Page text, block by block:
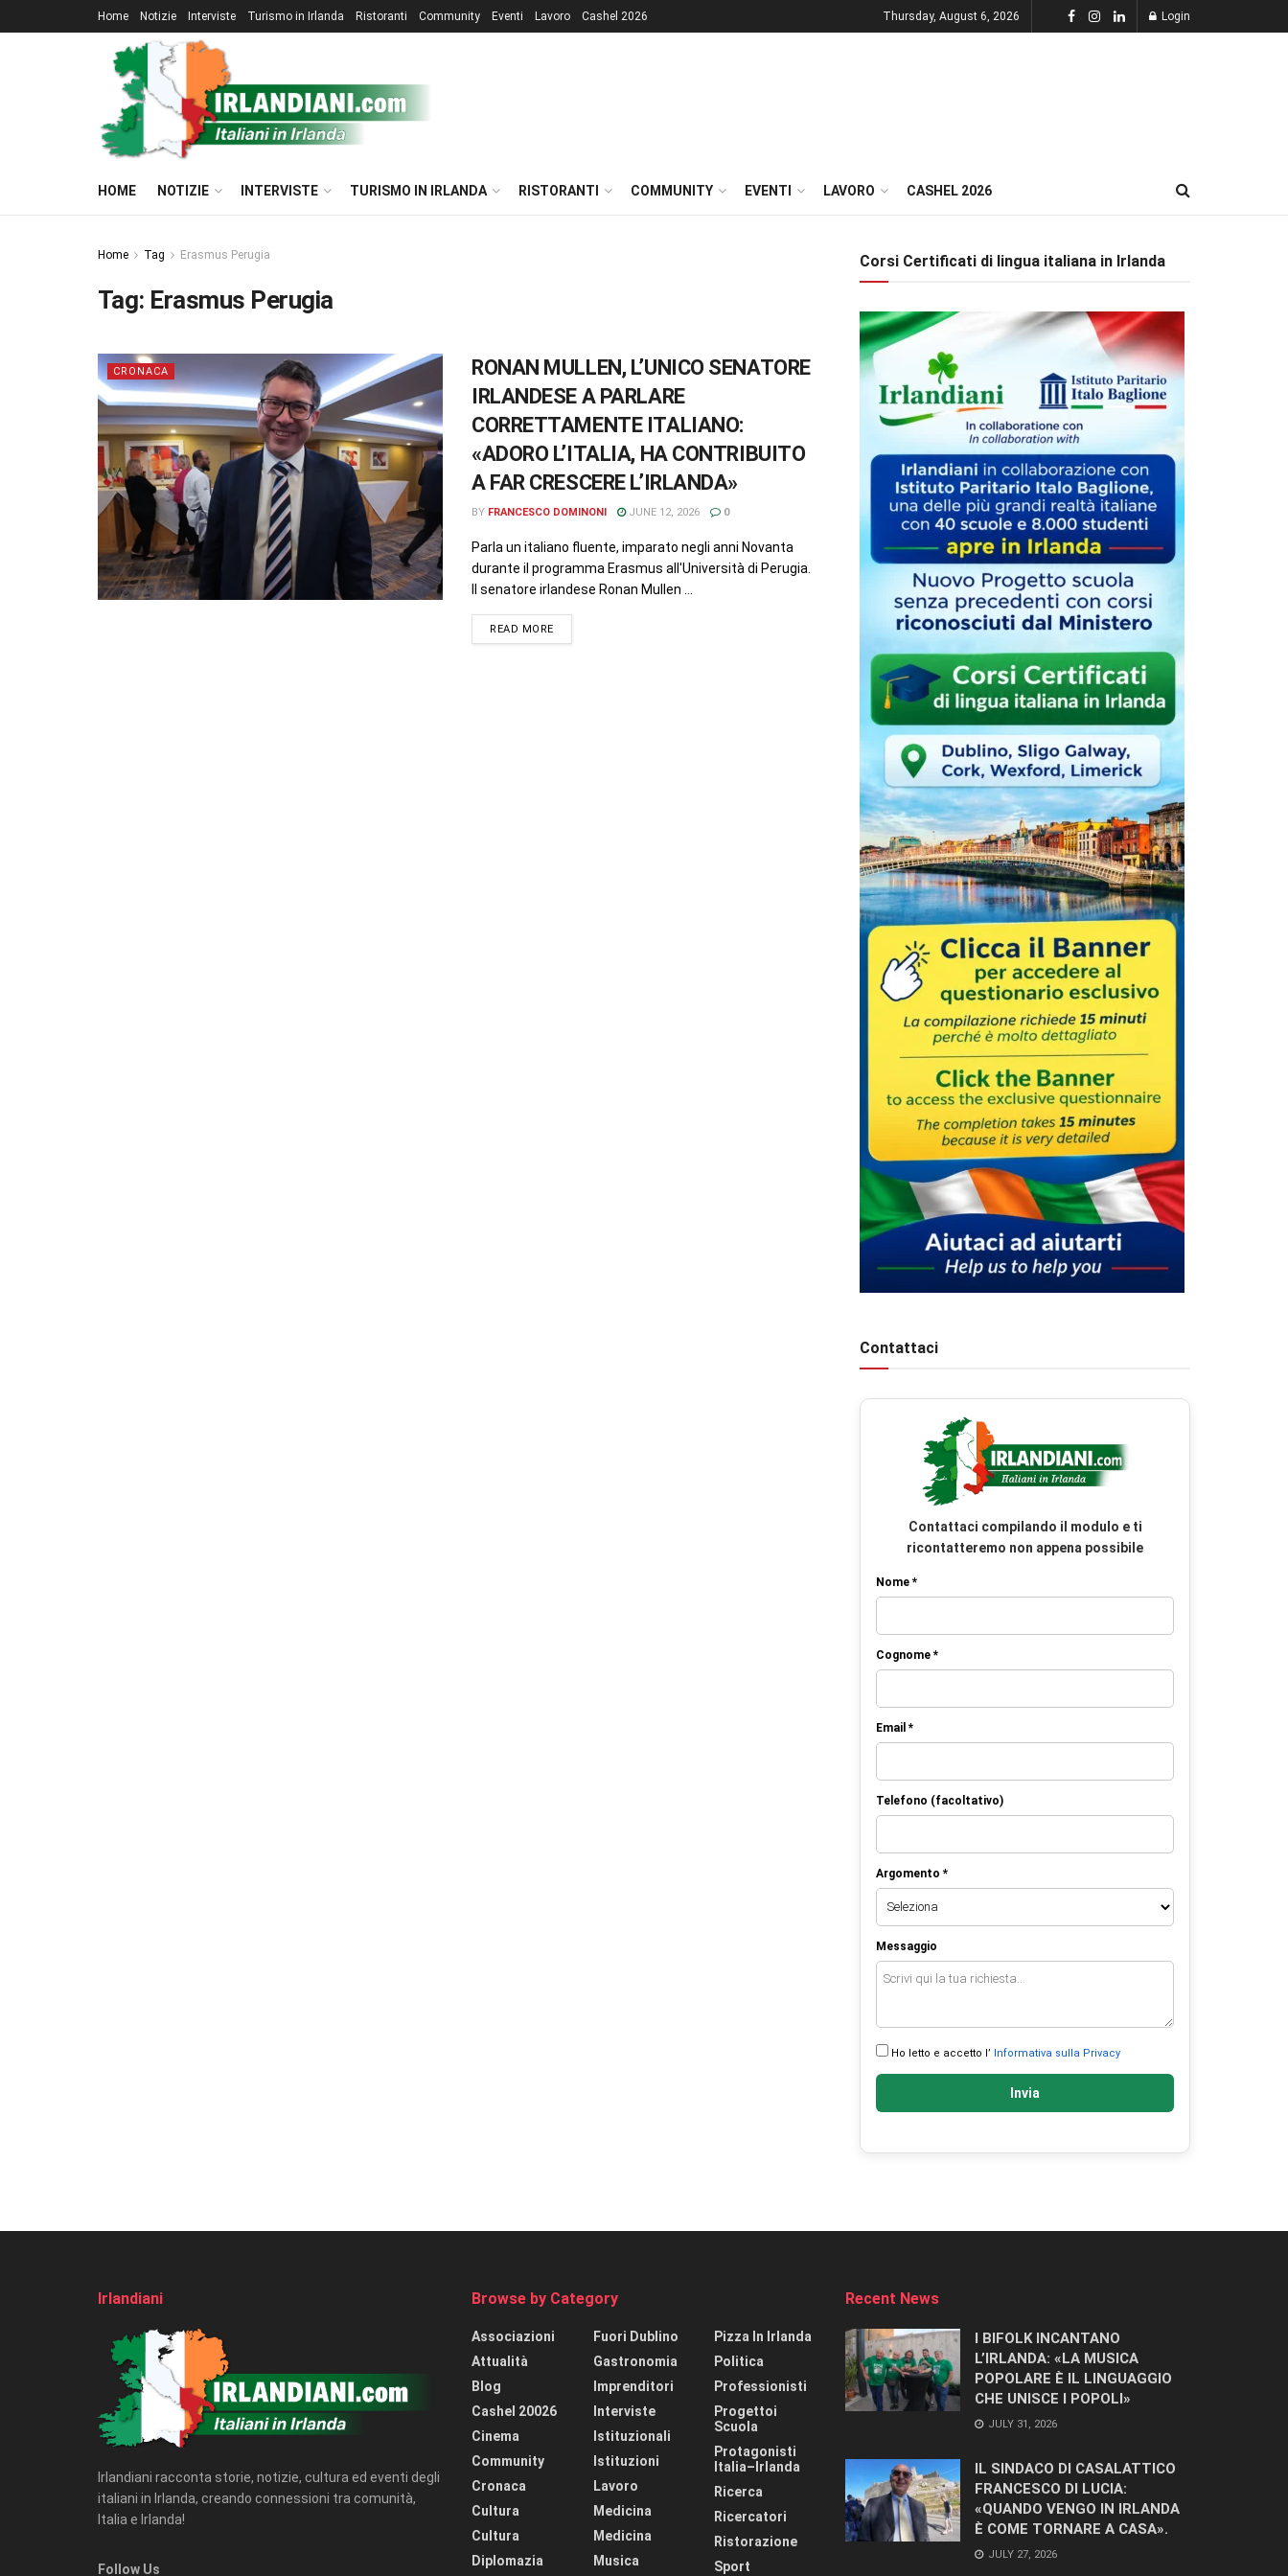
Home Notizie Interviste Turismo in Irlanda Ristoranti Community Eventi Lavoro Cashel 2026 Thursday, August 6, 2026 Login
HOME NOTIZIE INTERVISTE TURISMO IN IRLANDA RISTORANTI COMMUNITY EVENTI LAVORO CASHEL 2026
Home Tag Erasmus Perugia
Tag: Erasmus Perugia
CRONACA
RONAN MULLEN, L’UNICO SENATORE
IRLANDESE A PARLARE
CORRETTAMENTE ITALIANO:
«ADORO L’ITALIA, HA CONTRIBUITO
A FAR CRESCERE L’IRLANDA»
BY FRANCESCO DOMINONI JUNE 12, 2026 0
Parla un italiano fluente, imparato negli anni Novanta
durante il programma Erasmus all'Università di Perugia.
Il senatore irlandese Ronan Mullen ...
READ MORE
Corsi Certificati di lingua italiana in Irlanda
Contattaci
Contattaci compilando il modulo e ti
ricontatteremo non appena possibile
Nome *
Cognome *
Email *
Telefono (facoltativo)
Argomento *
Messaggio
Ho letto e accetto l’ Informativa sulla Privacy
Invia
Irlandiani
Irlandiani racconta storie, notizie, cultura ed eventi degli
italiani in Irlanda, creando connessioni tra comunità,
Italia e Irlanda!
Follow Us
Browse by Category
Associazioni
Attualità
Blog
Cashel 20026
Cinema
Community
Cronaca
Cultura
Cultura
Diplomazia
Fuori Dublino
Gastronomia
Imprenditori
Interviste
Istituzionali
Istituzioni
Lavoro
Medicina
Medicina
Musica
Pizza In Irlanda
Politica
Professionisti
Progettoi
Scuola
Protagonisti
Italia–Irlanda
Ricerca
Ricercatori
Ristorazione
Sport
Recent News
I BIFOLK INCANTANO
L’IRLANDA: «LA MUSICA
POPOLARE È IL LINGUAGGIO
CHE UNISCE I POPOLI»
JULY 31, 2026
IL SINDACO DI CASALATTICO
FRANCESCO DI LUCIA:
«QUANDO VENGO IN IRLANDA
È COME TORNARE A CASA».
JULY 27, 2026